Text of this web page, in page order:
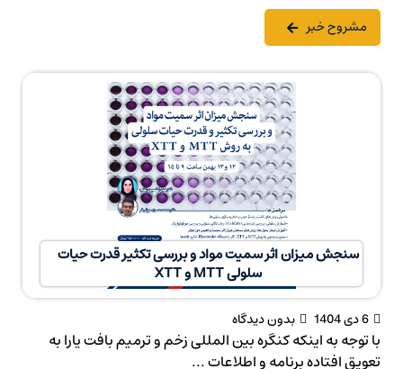
مشروح خبر
سنجش میزان اثر سمیت مواد و بررسی تکثیر قدرت حیات
سلولی MTT و XTT
6 دی 1404 بدون دیدگاه
با توجه به اینکه کنگره بین المللی زخم و ترمیم بافت یارا به
تعویق افتاده برنامه و اطلاعات ...